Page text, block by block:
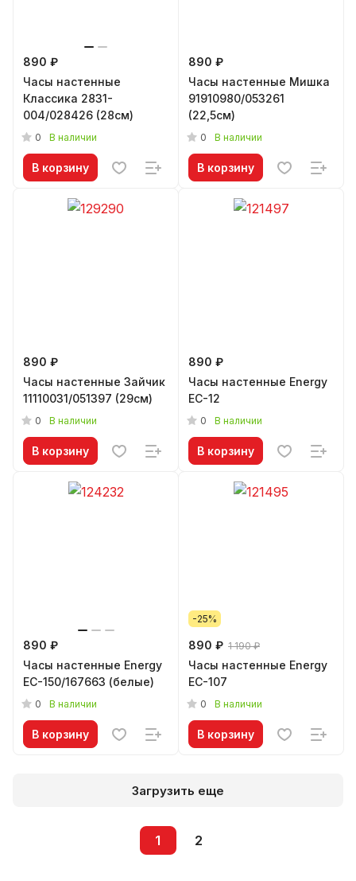
890 ₽
Часы настенные
Классика 2831-
004/028426 (28см)
0 В наличии
В корзину
890 ₽
Часы настенные Мишка
91910980/053261
(22,5см)
0 В наличии
В корзину
890 ₽
Часы настенные Зайчик
11110031/051397 (29см)
0 В наличии
В корзину
890 ₽
Часы настенные Energy
EC-12
0 В наличии
В корзину
890 ₽
Часы настенные Energy
EC-150/167663 (белые)
0 В наличии
В корзину
-25%
890 ₽ 1 190 ₽
Часы настенные Energy
EC-107
0 В наличии
В корзину
Загрузить еще
1 2